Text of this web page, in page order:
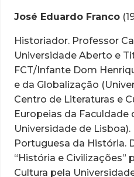
José Eduardo Franco
Historiador. Professor
Universidade Aberto e
FCT/Infante Dom
e da Globalização
Centro de Literaturas e
Europeias da Faculdade
Universidade de
Portuguesa da História.
“História e Civilizações”
Cultura pela